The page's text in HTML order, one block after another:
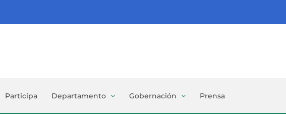
Participa Departamento Gobernación Prensa